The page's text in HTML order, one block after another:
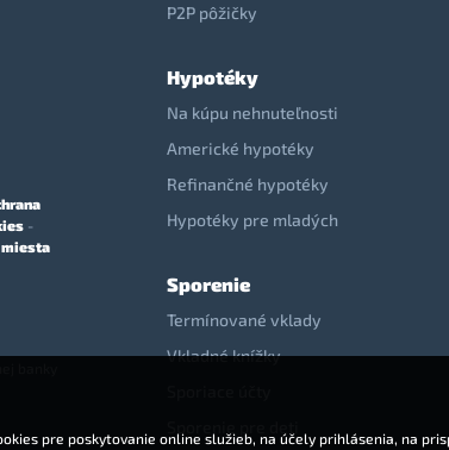
P2P pôžičky
Hypotéky
Na kúpu nehnuteľnosti
Americké hypotéky
Refinančné hypotéky
Hypotéky pre mladých
Sporenie
Termínované vklady
Vkladné knížky
-
miesta
pre poskytovanie online služieb, na účely prihlásenia, na